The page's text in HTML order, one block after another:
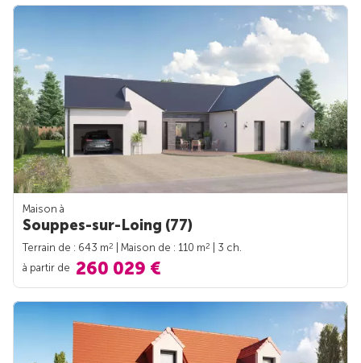
Maison à
Souppes-sur-Loing (77)
Terrain de : 643 m2 | Maison de : 110 m2
| 3 ch.
à partir de 260 029 €